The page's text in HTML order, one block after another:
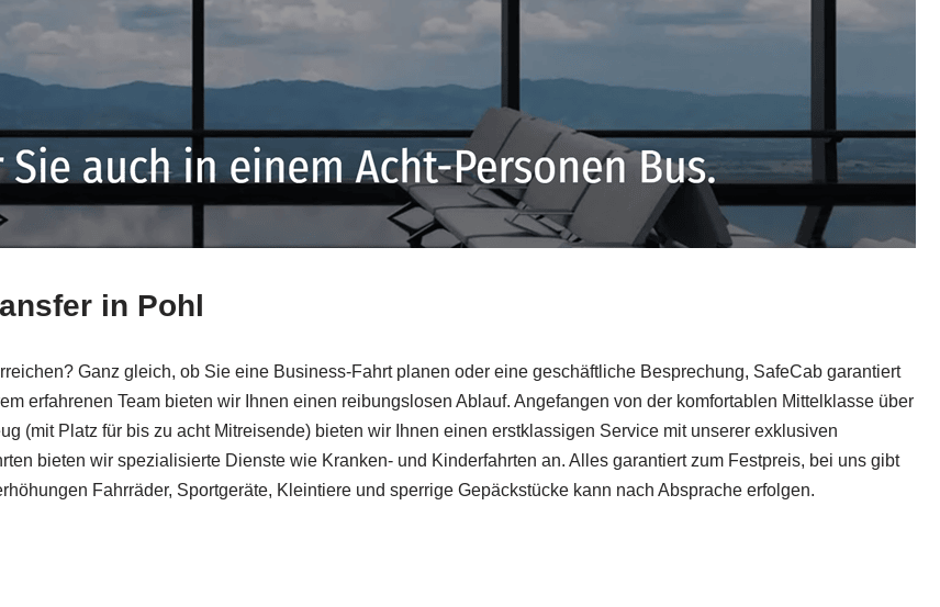
in Pohl
Ganz gleich, ob Sie eine Business-Fahrt planen oder eine geschäftliche Besprechung, SafeCab garantiert
erfahrenen Team bieten wir Ihnen einen reibungslosen Ablauf. Angefangen von der komfortablen Mittelklasse über
(mit Platz für bis zu acht Mitreisende) bieten wir Ihnen einen erstklassigen Service mit unserer exklusiven
bieten wir spezialisierte Dienste wie Kranken- und Kinderfahrten an. Alles garantiert zum Festpreis, bei uns gibt
Fahrräder, Sportgeräte, Kleintiere und sperrige Gepäckstücke kann nach Absprache erfolgen.